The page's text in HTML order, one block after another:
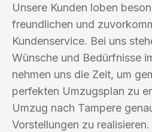
Unsere Kunden loben
freundlichen und
Kundenservice. Bei uns
Wünsche und Bedürfnisse
nehmen uns die Zeit, um
perfekten Umzugsplan zu
Umzug nach Tampere
Vorstellungen zu realisieren.